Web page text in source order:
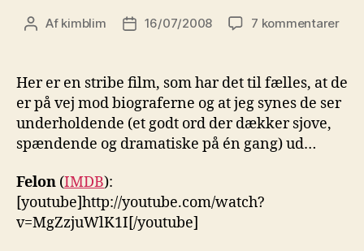
Indlægsforfatter
Af kimblim Indlægsdato
16/07/2008 7 kommentarertil
Her er en stribe film, som har det til fælles, at de
er på vej mod biograferne og at jeg synes de ser
underholdende (et godt ord der dækker sjove,
spændende og dramatiske på én gang) ud…
Felon (IMDB):
[youtube]http://youtube.com/watch?
v=MgZzjuWlK1I[/youtube]